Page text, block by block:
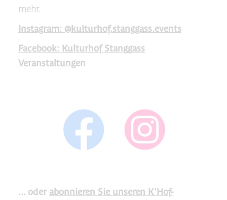
mehr.
Instagram: @kulturhof.stanggass.events
Facebook: Kulturhof Stanggass
Veranstaltungen
... oder abonnieren Sie unseren K'Hof-